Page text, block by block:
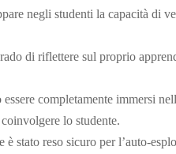
negli studenti la capacità di
di riflettere sul proprio
completamente immersi
lo studente.
stato reso sicuro per l’auto-